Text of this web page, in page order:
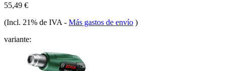
55,49 €
(Incl. 21% de IVA - Más gastos de envío )
variante: